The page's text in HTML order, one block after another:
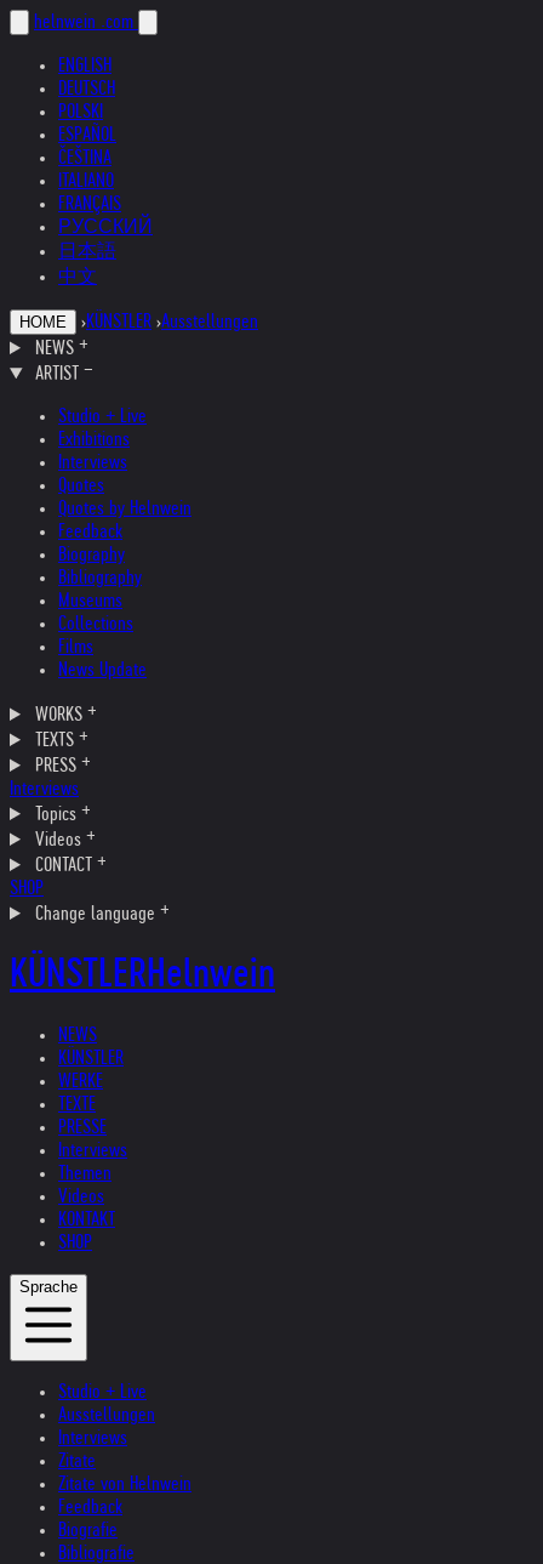
helnwein .com
ENGLISH
DEUTSCH
POLSKI
ESPAÑOL
ČEŠTINA
ITALIANO
FRANÇAIS
РУССКИЙ
日本語
中文
HOME ›KÜNSTLER ›Ausstellungen
NEWS
ARTIST
Studio + Live
Exhibitions
Interviews
Quotes
Quotes by Helnwein
Feedback
Biography
Bibliography
Museums
Collections
Films
News Update
WORKS
TEXTS
PRESS
Interviews
Topics
Videos
CONTACT
SHOP
Change language
KÜNSTLERHelnwein
NEWS
KÜNSTLER
WERKE
TEXTE
PRESSE
Interviews
Themen
Videos
KONTAKT
SHOP
Sprache
Studio + Live
Ausstellungen
Interviews
Zitate
Zitate von Helnwein
Feedback
Biografie
Bibliografie